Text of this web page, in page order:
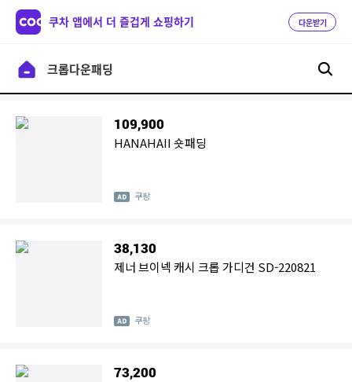
쿠차 앱에서 더 즐겁게 쇼핑하기 다운받기
109,900
HANAHAII 숏패딩
쿠팡
38,130
제너 브이넥 캐시 크롭 가디건 SD-220821
쿠팡
73,200